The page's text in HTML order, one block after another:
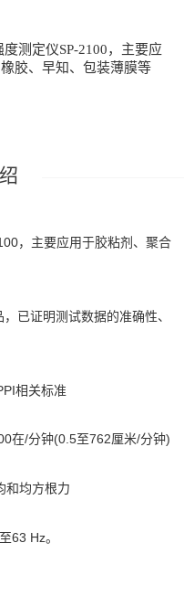
测定仪SP-2100，主要应
胶、早知、包装薄膜等
，主要应用于胶粘剂、聚合
已证明测试数据的准确性、
相关标准
在/分钟(0.5至762厘米/分钟)
和均方根力
63 Hz。